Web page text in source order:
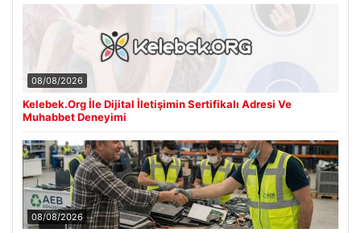
08/08/2026
Kelebek.Org İle Dijital İletişimin Sertifikalı Adresi Ve
Muhabbet Deneyimi
08/08/2026